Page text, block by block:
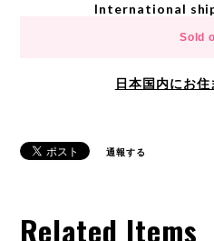
International
Sold
日本国内にお
通報する
Related Items